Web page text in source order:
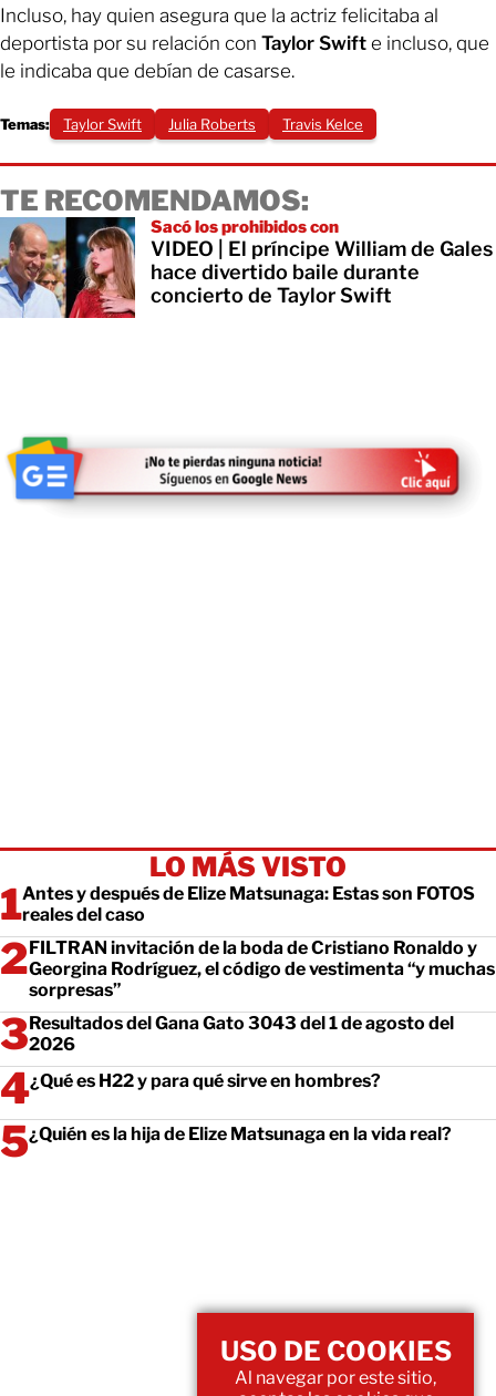
Incluso, hay quien asegura que la actriz felicitaba al
deportista por su relación con Taylor Swift e incluso, que
le indicaba que debían de casarse.
Temas: Taylor Swift Julia Roberts Travis Kelce
TE RECOMENDAMOS:
Sacó los prohibidos con
VIDEO | El príncipe William de Gales
hace divertido baile durante
concierto de Taylor Swift
LO MÁS VISTO
Antes y después de Elize Matsunaga: Estas son FOTOS
reales del caso
FILTRAN invitación de la boda de Cristiano Ronaldo y
Georgina Rodríguez, el código de vestimenta “y muchas
sorpresas”
Resultados del Gana Gato 3043 del 1 de agosto del
2026
¿Qué es H22 y para qué sirve en hombres?
¿Quién es la hija de Elize Matsunaga en la vida real?
USO DE COOKIES
Al navegar por este sitio,